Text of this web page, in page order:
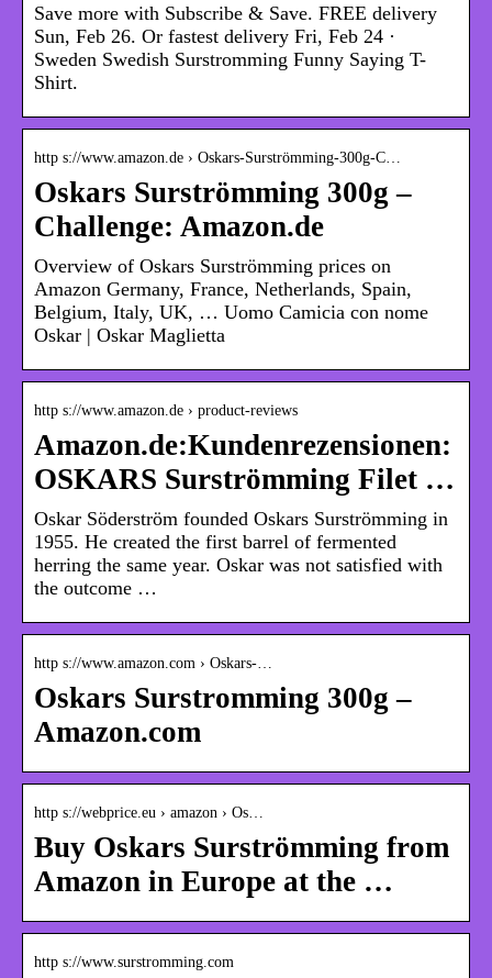
Save more with Subscribe & Save. FREE delivery
Sun, Feb 26. Or fastest delivery Fri, Feb 24 ·
Sweden Swedish Surstromming Funny Saying T-
Shirt.
http s://www.amazon.de › Oskars-Surströmming-300g-C…
Oskars Surströmming 300g –
Challenge: Amazon.de
Overview of Oskars ​Surströmming prices on
Amazon Germany, France, Netherlands, Spain,
Belgium, Italy, UK, … Uomo Camicia con nome
Oskar | Oskar Maglietta
http s://www.amazon.de › product-reviews
Amazon.de:Kundenrezensionen:
OSKARS Surströmming Filet …
Oskar Söderström founded Oskars Surströmming in
1955. He created the first barrel of fermented
herring the same year. Oskar was not satisfied with
the outcome …
http s://www.amazon.com › Oskars-…
Oskars Surstromming 300g –
Amazon.com
http s://webprice.eu › amazon › Os…
Buy Oskars ​Surströmming from
Amazon in Europe at the …
http s://www.surstromming.com